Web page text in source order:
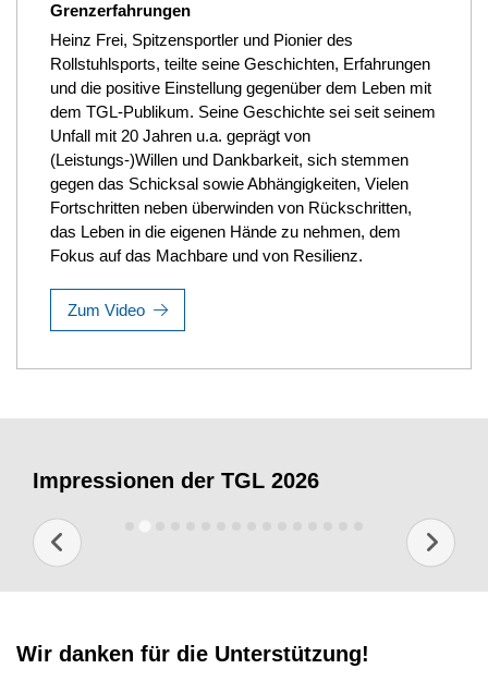
Grenzerfahrungen
Heinz Frei, Spitzensportler und Pionier des
Rollstuhlsports, teilte seine Geschichten, Erfahrungen
und die positive Einstellung gegenüber dem Leben mit
dem TGL-Publikum. Seine Geschichte sei seit seinem
Unfall mit 20 Jahren u.a. geprägt von
(Leistungs-)Willen und Dankbarkeit, sich stemmen
gegen das Schicksal sowie Abhängigkeiten, Vielen
Fortschritten neben überwinden von Rückschritten,
das Leben in die eigenen Hände zu nehmen, dem
Fokus auf das Machbare und von Resilienz.
Zum Video
Impressionen der TGL 2026
Wir danken für die Unterstützung!